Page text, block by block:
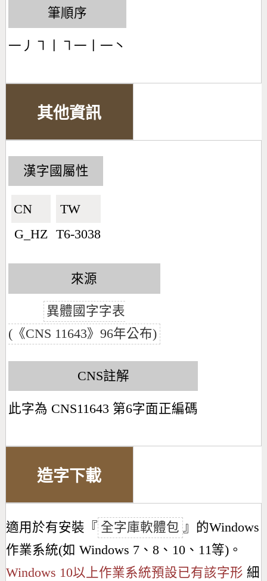
筆順序
一丿㇕丨㇕一丨一丶
其他資訊
漢字國屬性
CN🇨🇳
G_HZ
TW🇹🇼
T6-3038
來源
異體國字字表
(《CNS 11643》96年公布)
CNS註解
此字為 CNS11643 第6字面正編碼
造字下載
適用於有安裝『 全字庫軟體包 』的Windows
作業系統(如 Windows 7、8、10、11等)。
Windows 10以上作業系統預設已有該字形 細